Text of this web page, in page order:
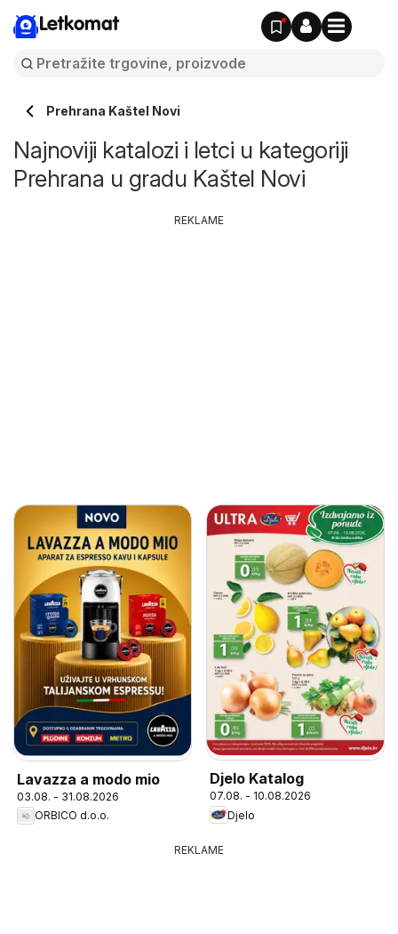
Letkomat
Prehrana Kaštel Novi
Najnoviji katalozi i letci u kategoriji
Prehrana u gradu Kaštel Novi
Lavazza a modo mio
03.08. - 31.08.2026
ORBICO d.o.o.
Djelo Katalog
07.08. - 10.08.2026
Djelo
REKLAME
REKLAME